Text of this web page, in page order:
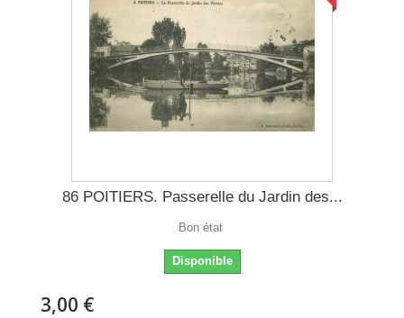
86 POITIERS. Passerelle du Jardin des...
Bon état
Disponible
3,00 €